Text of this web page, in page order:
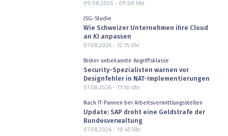
09.08.2026 - 09:00 Uhr
ISG-Studie
Wie Schweizer Unternehmen ihre Cloud
an KI anpassen
07.08.2026 - 12:15Uhr
Bisher unbekannte Angriffsklasse
Security-Spezialisten warnen vor
Designfehler in NAT-Implementierungen
07.08.2026 - 11:50 Uhr
Nach IT-Pannen bei Arbeitsvermittlungsstellen
Update: SAP droht eine Geldstrafe der
Bundesverwaltung
07.08.2026 - 10:45Uhr